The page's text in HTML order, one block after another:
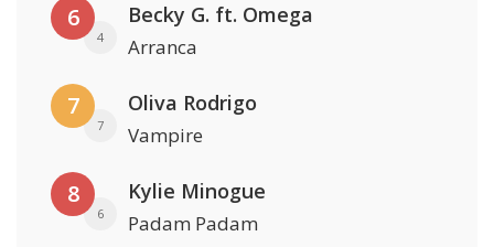
6
4
Becky G. ft. Omega
Arranca
7
7
Oliva Rodrigo
Vampire
8
6
Kylie Minogue
Padam Padam